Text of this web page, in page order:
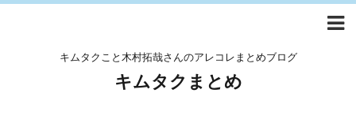
キムタクこと木村拓哉さんのアレコレまとめブログ
キムタクまとめ